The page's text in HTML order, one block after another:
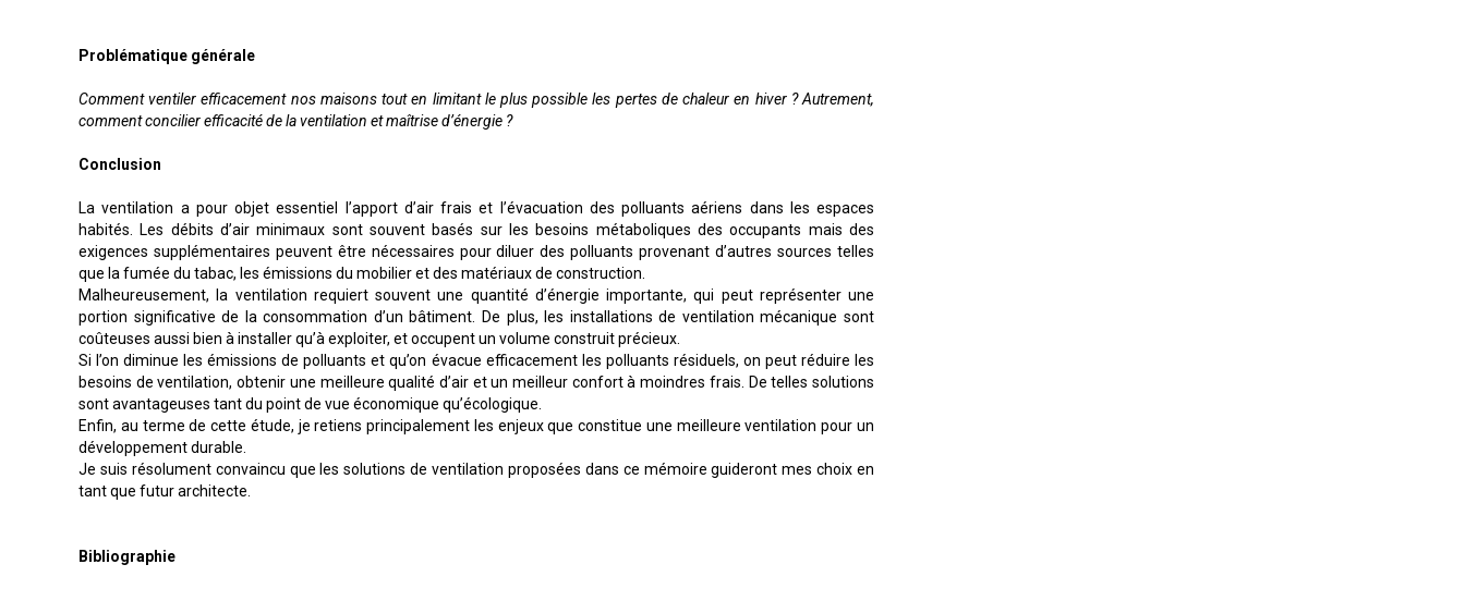
Problématique générale
Comment ventiler efficacement nos maisons tout en limitant le plus possible les pertes de chaleur en hiver ? Autrement,
comment concilier efficacité de la ventilation et maîtrise d’énergie ?
Conclusion
La ventilation a pour objet essentiel l’apport d’air frais et l’évacuation des polluants aériens dans les espaces
habités. Les débits d’air minimaux sont souvent basés sur les besoins métaboliques des occupants mais des
exigences supplémentaires peuvent être nécessaires pour diluer des polluants provenant d’autres sources telles
que la fumée du tabac, les émissions du mobilier et des matériaux de construction.
Malheureusement, la ventilation requiert souvent une quantité d’énergie importante, qui peut représenter une
portion significative de la consommation d’un bâtiment. De plus, les installations de ventilation mécanique sont
coûteuses aussi bien à installer qu’à exploiter, et occupent un volume construit précieux.
Si l’on diminue les émissions de polluants et qu’on évacue efficacement les polluants résiduels, on peut réduire les
besoins de ventilation, obtenir une meilleure qualité d’air et un meilleur confort à moindres frais. De telles solutions
sont avantageuses tant du point de vue économique qu’écologique.
Enfin, au terme de cette étude, je retiens principalement les enjeux que constitue une meilleure ventilation pour un
développement durable.
Je suis résolument convaincu que les solutions de ventilation proposées dans ce mémoire guideront mes choix en
tant que futur architecte.
Bibliographie